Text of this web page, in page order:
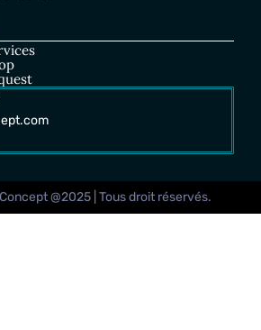
@2025 | Tous droit réservés.